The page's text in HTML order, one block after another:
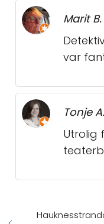
Marit B.
var
Tonje
Utrolig